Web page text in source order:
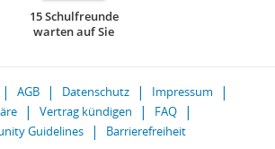
15 Schulfreunde
warten auf Sie
AGB Datenschutz
Impressum
Vertrag kündigen
FAQ
Guidelines
Barrierefreiheit